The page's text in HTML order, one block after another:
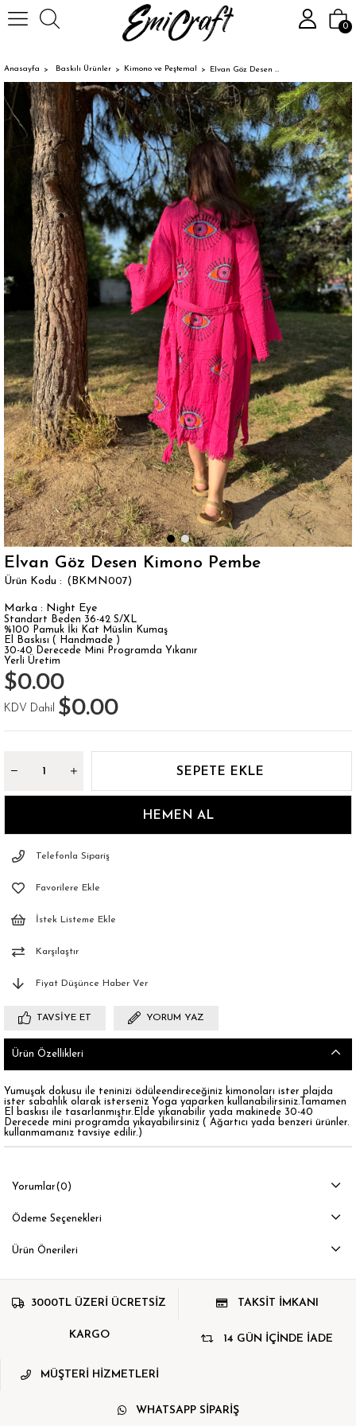
0
Anasayfa Baskılı Ürünler Kimono ve Peştemal Elvan Göz Desen Kimono Pembe
Elvan Göz Desen Kimono Pembe
(BKMN007)
Marka : Night Eye
Standart Beden 36-42 S/XL
%100 Pamuk İki Kat Müslin Kumaş
El Baskısı ( Handmade )
30-40 Derecede Mini Programda Yıkanır
Yerli Üretim
$0.00
KDV Dahil $0.00
Telefonla Sipariş
Favorilere Ekle
İstek Listeme Ekle
Karşılaştır
Fiyat Düşünce Haber Ver
TAVSIYE ET YORUM YAZ
Ürün Özellikleri
Yumuşak dokusu ile teninizi ödüleendireceğiniz kimonoları ister plajda
ister sabahlık olarak isterseniz Yoga yaparken kullanabilirsiniz.Tamamen
El baskısı ile tasarlanmıştır.Elde yıkanabilir yada makinede 30-40
Derecede mini programda yıkayabilirsiniz ( Ağartıcı yada benzeri ürünler.
kullanmamanız tavsiye edilir.)
Yorumlar(0)
Ödeme Seçenekleri
Ürün Önerileri
3000TL ÜZERİ ÜCRETSİZ
KARGO
TAKSİT İMKANI
14 GÜN İÇİNDE İADE
MÜŞTERİ HİZMETLERİ
WHATSAPP SİPARİŞ